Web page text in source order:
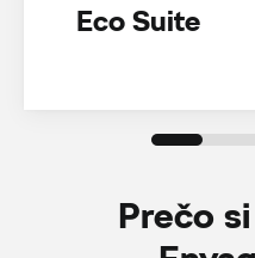
Eco Suite
Prečo